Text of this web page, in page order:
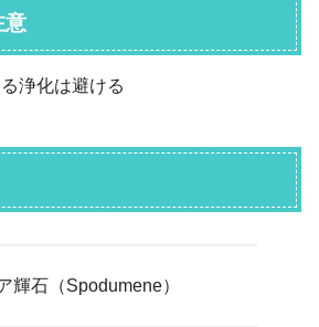
意
浄化は避ける
輝石（Spodumene）